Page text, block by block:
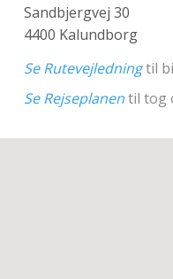
Sandbjergvej 30
4400 Kalundborg
Se Rutevejledningtil
Se Rejseplanentil tog